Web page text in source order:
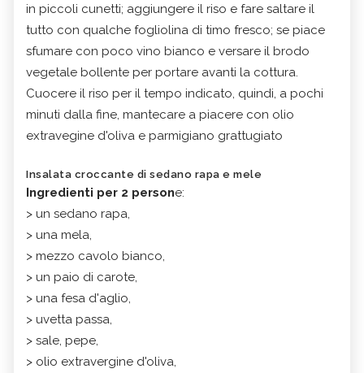
in piccoli cunetti; aggiungere il riso e fare saltare il
tutto con qualche fogliolina di timo fresco; se piace
sfumare con poco vino bianco e versare il brodo
vegetale bollente per portare avanti la cottura.
Cuocere il riso per il tempo indicato, quindi, a pochi
minuti dalla fine, mantecare a piacere con olio
extravegine d'oliva e parmigiano grattugiato
Insalata croccante di sedano rapa e mele
Ingredienti per 2 persone:
> un sedano rapa,
> una mela,
> mezzo cavolo bianco,
> un paio di carote,
> una fesa d'aglio,
> uvetta passa,
> sale, pepe,
> olio extravergine d'oliva,